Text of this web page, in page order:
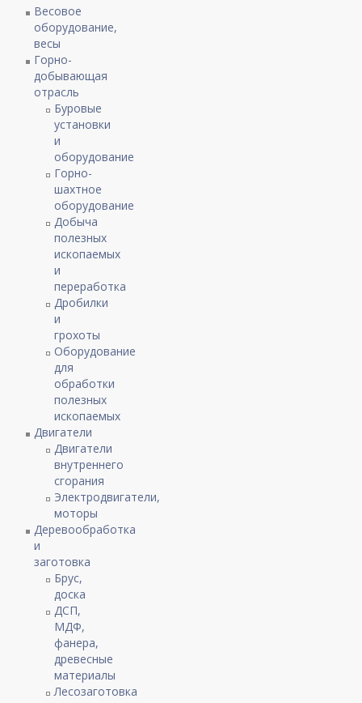
Весовое
оборудование,
весы
Горно-
добывающая
отрасль
Буровые
установки
и
оборудование
Горно-
шахтное
оборудование
Добыча
полезных
ископаемых
и
переработка
Дробилки
и
грохоты
Оборудование
для
обработки
полезных
ископаемых
Двигатели
Двигатели
внутреннего
сгорания
Электродвигатели,
моторы
Деревообработка
и
заготовка
Брус,
доска
ДСП,
МДФ,
фанера,
древесные
материалы
Лесозаготовка